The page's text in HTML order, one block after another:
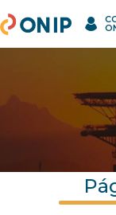
Pesquisar
ONIP